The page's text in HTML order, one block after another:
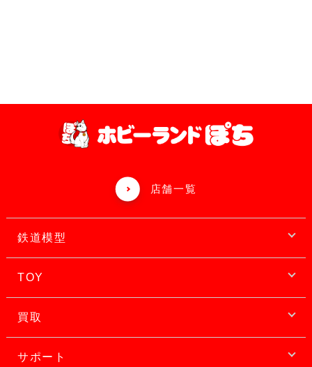
店舗一覧
鉄道模型
TOY
買取
サポート